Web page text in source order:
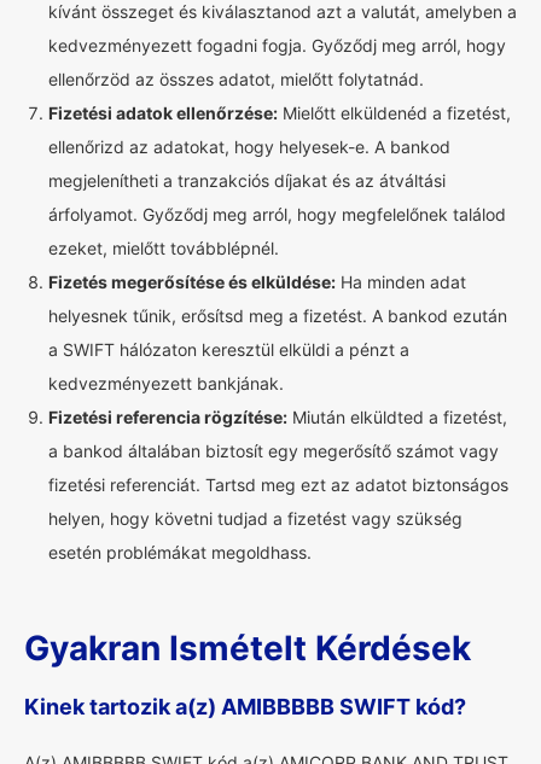
kívánt összeget és kiválasztanod azt a valutát, amelyben a
kedvezményezett fogadni fogja. Győződj meg arról, hogy
ellenőrzöd az összes adatot, mielőtt folytatnád.
Fizetési adatok ellenőrzése: Mielőtt elküldenéd a fizetést,
ellenőrizd az adatokat, hogy helyesek-e. A bankod
megjelenítheti a tranzakciós díjakat és az átváltási
árfolyamot. Győződj meg arról, hogy megfelelőnek találod
ezeket, mielőtt továbblépnél.
Fizetés megerősítése és elküldése: Ha minden adat
helyesnek tűnik, erősítsd meg a fizetést. A bankod ezután
a SWIFT hálózaton keresztül elküldi a pénzt a
kedvezményezett bankjának.
Fizetési referencia rögzítése: Miután elküldted a fizetést,
a bankod általában biztosít egy megerősítő számot vagy
fizetési referenciát. Tartsd meg ezt az adatot biztonságos
helyen, hogy követni tudjad a fizetést vagy szükség
esetén problémákat megoldhass.
Gyakran Ismételt Kérdések
Kinek tartozik a(z) AMIBBBBB SWIFT kód?